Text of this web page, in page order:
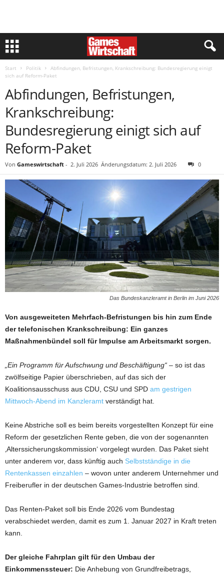
Start Politik
Abfindungen, Befristungen, Krankschreibung: Bundesregierung einigt
sich auf Reform-Paket
Abfindungen, Befristungen,
Krankschreibung:
Bundesregierung einigt sich auf
Reform-Paket
Von Gameswirtschaft - 2. Juli 2026 Änderungsdatum: 2. Juli 2026 0
Das Bundeskanzleramt in Berlin im Juni 2026
Von ausgeweiteten Mehrfach-Befristungen bis hin zum Ende
der telefonischen Krankschreibung: Ein ganzes
Maßnahmenbündel soll für Impulse am Arbeitsmarkt sorgen.
„Ein Programm für Aufschwung und Beschäftigung“ – so ist das
zwölfseitige Papier überschrieben, auf das sich der
Koalitionsausschuss aus CDU, CSU und SPD am gestrigen
Mittwoch-Abend im Kanzleramt verständigt hat.
Keine Abstriche soll es beim bereits vorgestellten Konzept für eine
Reform der gesetzlichen Rente geben, die von der sogenannten
‚Alterssicherungskommission‘ vorgelegt wurden. Das Paket sieht
unter anderem vor, dass künftig auch Selbstständige in die
Rentenkassen einzahlen – wovon unter anderem Unternehmer und
Freiberufler in der deutschen Games-Industrie betroffen sind.
Das Renten-Paket soll bis Ende 2026 vom Bundestag
verabschiedet werden, damit es zum 1. Januar 2027 in Kraft treten
kann.
Der gleiche Fahrplan gilt für den Umbau der
Einkommenssteuer: Die Anhebung von Grundfreibetrags,